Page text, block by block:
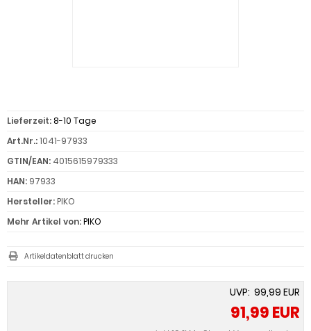
UVP: 99,99 EUR
91,99 EUR
Lieferzeit:8-10 Tage
Art.Nr.:1041-97933
GTIN/EAN: 4015615979333
HAN: 97933
Hersteller:PIKO
Mehr Artikel von:PIKO
Artikeldatenblatt drucken